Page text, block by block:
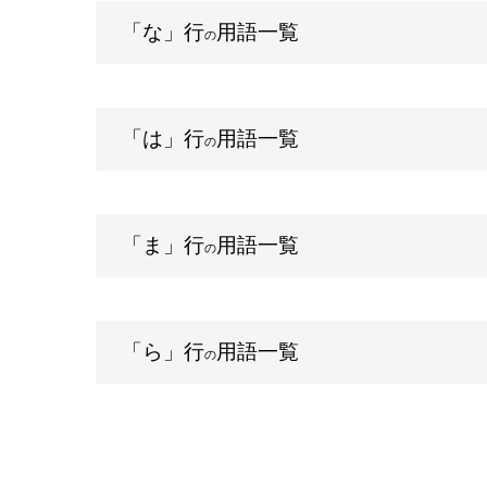
「な」行の用語一覧
「は」行の用語一覧
「ま」行の用語一覧
「ら」行の用語一覧